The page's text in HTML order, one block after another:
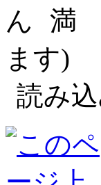
ます)
読み